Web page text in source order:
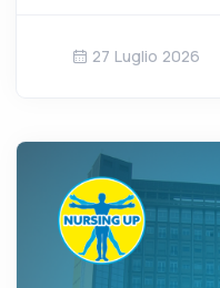
27 Luglio 2026